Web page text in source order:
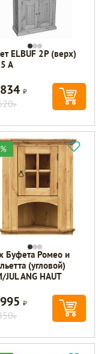
ELBUF 2P (верх)
A
Р
Р
Буфета Ромео и
(угловой)
JUL ANG HAUT
Р
Р